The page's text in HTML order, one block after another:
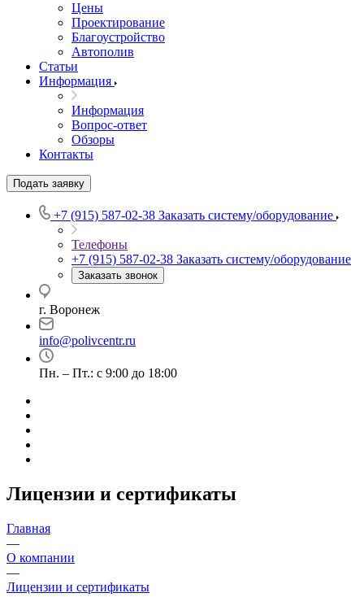
Цены
Проектирование
Благоустройство
Автополив
Статьи
Информация
Информация
Вопрос-ответ
Обзоры
Контакты
Подать заявку
+7 (915) 587-02-38 Заказать систему/оборудование
Телефоны
+7 (915) 587-02-38 Заказать систему/оборудование
Заказать звонок
г. Воронеж
info@polivcentr.ru
Пн. – Пт.: с 9:00 до 18:00
Лицензии и сертификаты
Главная
—
О компании
—
Лицензии и сертификаты